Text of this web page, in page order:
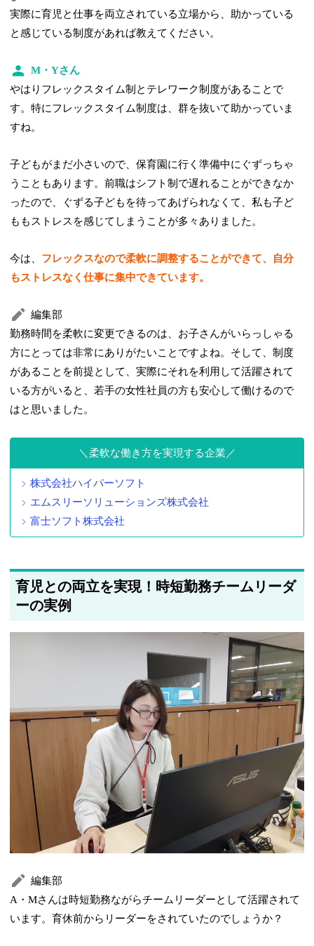
実際に育児と仕事を両立されている立場から、助かっている
と感じている制度があれば教えてください。
M・Yさん
やはりフレックスタイム制とテレワーク制度があることで
す。特にフレックスタイム制度は、群を抜いて助かっていま
すね。
子どもがまだ小さいので、保育園に行く準備中にぐずっちゃ
うこともあります。前職はシフト制で遅れることができなか
ったので、ぐずる子どもを待ってあげられなくて、私も子ど
ももストレスを感じてしまうことが多々ありました。
今は、 フレックスなので柔軟に調整することができて、自分
もストレスなく仕事に集中できています。
編集部
勤務時間を柔軟に変更できるのは、お子さんがいらっしゃる
方にとっては非常にありがたいことですよね。そして、制度
があることを前提として、実際にそれを利用して活躍されて
いる方がいると、若手の女性社員の方も安心して働けるので
はと思いました。
柔軟な働き方を実現する企業
株式会社ハイパーソフト
エムスリーソリューションズ株式会社
富士ソフト株式会社
育児との両立を実現！時短勤務チームリーダ
ーの実例
編集部
A・Mさんは時短勤務ながらチームリーダーとして活躍されて
います。育休前からリーダーをされていたのでしょうか？